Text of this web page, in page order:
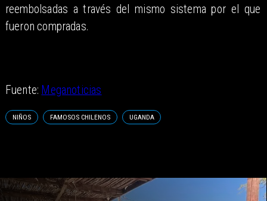
reembolsadas a través del mismo sistema por el que
fueron compradas.
Fuente: Meganoticias
NIÑOS FAMOSOS CHILENOS UGANDA